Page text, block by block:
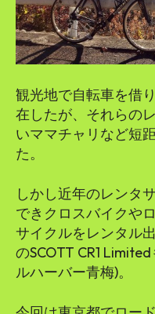
観光地で自転車を借
在したが、それらの
いママチャリなど短
た。
しかし近年のレンタ
できクロスバイクや
サイクルをレンタル
のSCOTT CR1
ルハーバー青梅)。